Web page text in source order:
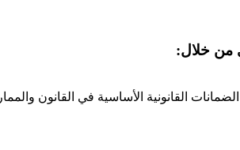
من خلال:
القانونية الأساسية في القانون